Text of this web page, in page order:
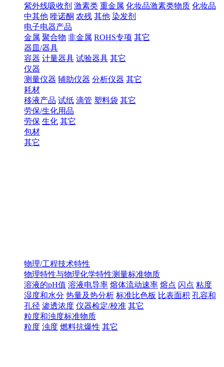
紫外线吸收剂 激素类 重金属 化妆品激素类物质 化妆品
中其他 喹诺酮 农残 其他 染发剂
电子电器产品
金属 聚合物 非金属 ROHS专项 其它
器皿/器具
容器 计量器具 试验器具 其它
仪器
测量仪器 辅助仪器 分析仪器 其它
耗材
移液产品 试纸 滴管 塑料袋 其它
劳保/生化用品
劳保 生化 其它
包材
其它
物理/工程技术特性
物理特性与物理化学特性测量标准物质
溶液的pH值 溶液电导率 熔体流动速率 熔点 闪点 粘度
湿度和水分 热量及热分析 标准比色板 比表面积 孔容和
孔径 渗透浓度 仪器检定/校准 其它
粒度和浊度标准物质
粒度 浊度 燃料抗爆性 其它